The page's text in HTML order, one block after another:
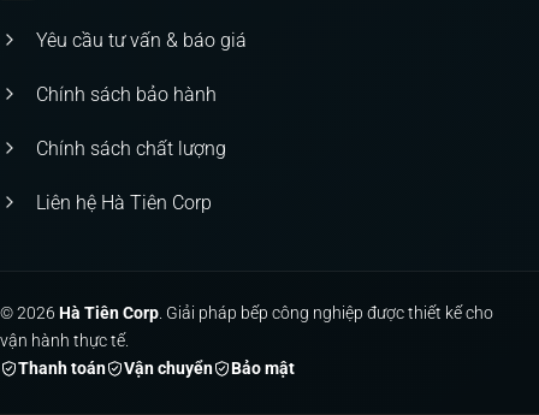
Yêu cầu tư vấn & báo giá
Chính sách bảo hành
Chính sách chất lượng
Liên hệ Hà Tiên Corp
© 2026 Hà Tiên Corp. Giải pháp bếp công nghiệp được thiết kế cho
vận hành thực tế.
Thanh toán
Vận chuyển Bảo mật